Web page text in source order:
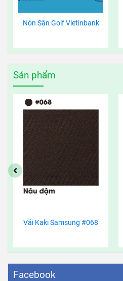
Nón Sân Golf Vietinbank
Sản phẩm
Vải Kaki Samsung #068
Facebook